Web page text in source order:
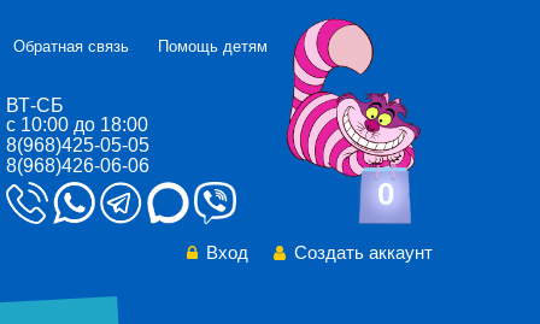
ВТ-СБ
с 10:00 до 18:00
8(968)425-05-05
8(968)426-06-06
Обратная связь Помощь детям
0
Вход Создать аккаунт